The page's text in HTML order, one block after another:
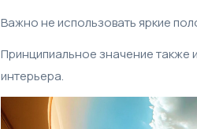
Важно не использовать яркие
Принципиальное значение также
интерьера.